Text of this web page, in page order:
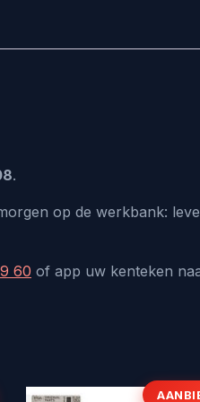
.
op de werkbank:
60 of app uw kenteken